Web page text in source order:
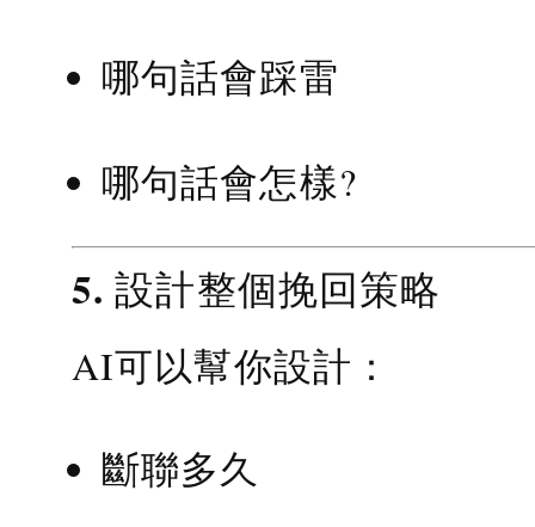
哪句話會踩雷
哪句話會怎樣?
5. 設計整個挽回策略
AI可以幫你設計：
斷聯多久